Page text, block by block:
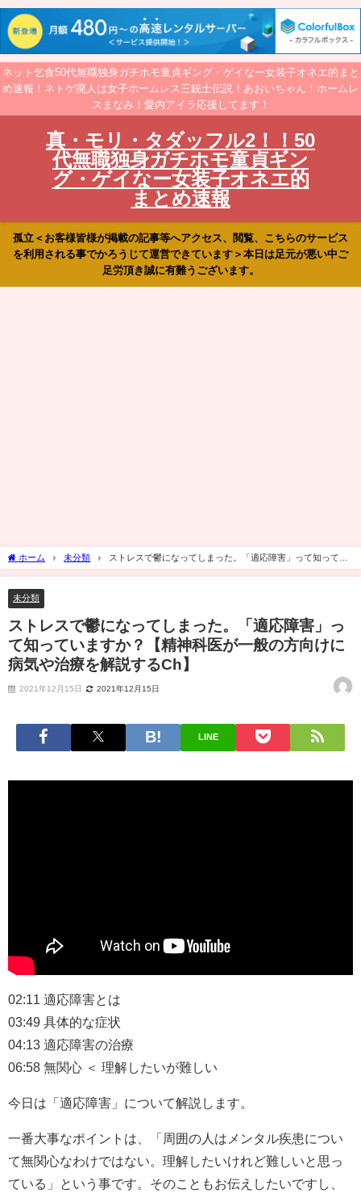
ネット乞食50代無職独身ガチホモ童貞ギング・ゲイなー女装子オネエ的まと
め速報！ネトゲ廃人は女子ホームレス三銃士伝説！あおいちゃん！ホームレ
スまなみ！愛内アイラ応援してます！
真・モリ・タダッフル2！！50
代無職独身ガチホモ童貞ギン
グ・ゲイなー女装子オネエ的
まとめ速報
孤立＜お客様皆様が掲載の記事等へアクセス、閲覧、こちらのサービス
を利用される事でかろうじて運営できています＞本日は足元が悪い中ご
足労頂き誠に有難うございます。
ホーム 未分類
ストレスで鬱になってしまった。「適応障害」って知ってい
ますか？【精神科医が一般の方向けに病気や治療を解説するCh】
未分類
ストレスで鬱になってしまった。「適応障害」っ
て知っていますか？【精神科医が一般の方向けに
病気や治療を解説するCh】
2021年12月15日 2021年12月15日
LINE
02:11 適応障害とは
03:49 具体的な症状
04:13 適応障害の治療
06:58 無関心 ＜ 理解したいが難しい
今日は「適応障害」について解説します。
一番大事なポイントは、「周囲の人はメンタル疾患につい
て無関心なわけではない。理解したいけれど難しいと思っ
ている」という事です。そのこともお伝えしたいですし、